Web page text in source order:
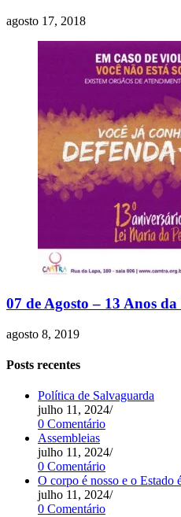
agosto 17, 2018
07 de Agosto – 13 Anos
agosto 8, 2019
Posts recentes
Política de Salvaguarda
julho 11, 2024/
0 Comentário
Assembleias
julho 11, 2024/
0 Comentário
O corpo é nosso e o Estado
julho 11, 2024/
0 Comentário